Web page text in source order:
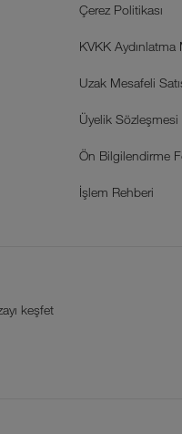
Çerez Politikası
KVKK Aydınlatma
Uzak Mesafeli
Üyelik Sözleşmesi
Ön Bilgilendirme
İşlem Rehberi
keşfet